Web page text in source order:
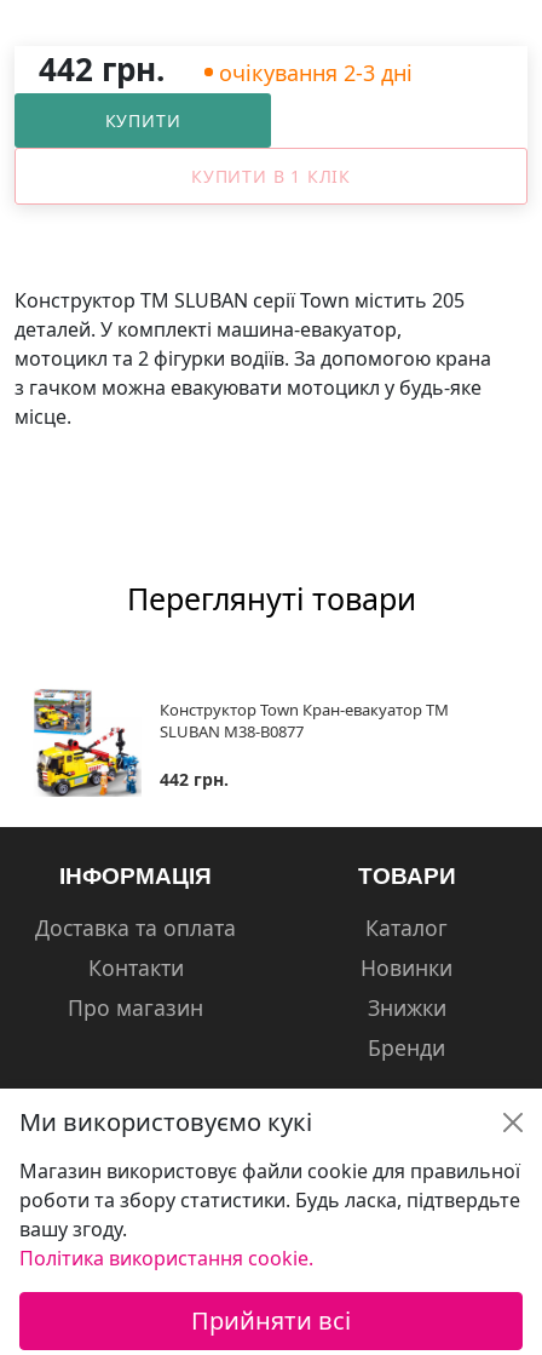
442 грн. очікування 2-3 дні
КУПИТИ
КУПИТИ В 1 КЛІК
Конструктор ТМ SLUBAN серії Town містить 205
деталей. У комплекті машина-евакуатор,
мотоцикл та 2 фігурки водіїв. За допомогою крана
з гачком можна евакуювати мотоцикл у будь-яке
місце.
Переглянуті товари
Конструктор Town Кран-евакуатор ТМ
SLUBAN M38-B0877
442 грн.
ІНФОРМАЦІЯ
Доставка та оплата
Контакти
Про магазин
ТОВАРИ
Каталог
Новинки
Знижки
Бренди
КОНТАКТИ
Україна, м. Харків, вул. Сумська, 124
Ми використовуємо кукі
Магазин використовує файли cookie для правильної
роботи та збору статистики. Будь ласка, підтвердьте
вашу згоду.
Політика використання cookie.
Прийняти всі